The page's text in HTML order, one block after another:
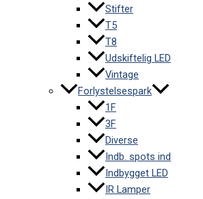
Stifter
T5
T8
Udskiftelig LED
Vintage
Forlystelsespark
1F
3F
Diverse
Indb. spots ind
Indbygget LED
IR Lamper